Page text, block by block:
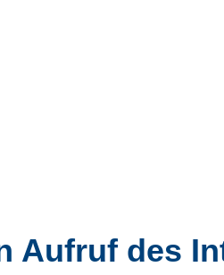
Aufruf des